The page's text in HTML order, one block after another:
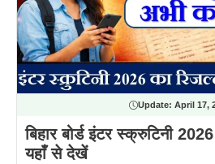
Update: April 17,
बिहार बोर्ड इंटर स्क्रुटिनी
यहाँ से देखें